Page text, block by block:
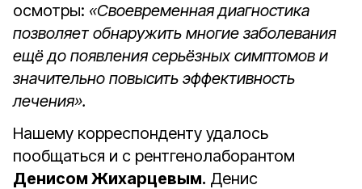
осмотры: «Своевременная диагностика
позволяет обнаружить многие заболевания
ещё до появления серьёзных симптомов и
значительно повысить эффективность
лечения».
Нашему корреспонденту удалось
пообщаться и с рентгенолаборантом
Денисом Жихарцевым. Денис